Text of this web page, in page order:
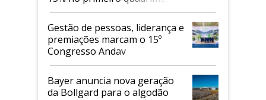
de 2026
Gestão de pessoas, liderança e
premiações marcam o 15º
Congresso Andav
Bayer anuncia nova geração
da Bollgard para o algodão